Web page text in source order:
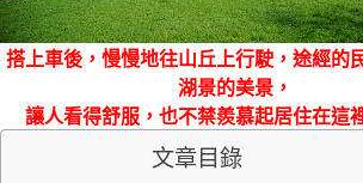
搭上車後，慢慢地往山丘上行駛，途經的
湖景的美景，
讓人看得舒服，也不禁羨慕起居住在這
文章目錄